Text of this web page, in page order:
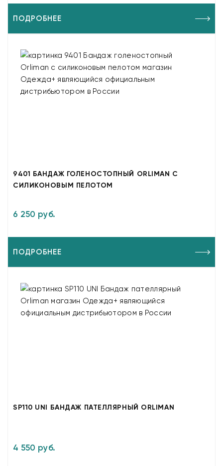
ПОДРОБНЕЕ
9401 БАНДАЖ ГОЛЕНОСТОПНЫЙ ORLIMAN С
СИЛИКОНОВЫМ ПЕЛОТОМ
6 250 руб.
ПОДРОБНЕЕ
SP110 UNI БАНДАЖ ПАТЕЛЛЯРНЫЙ ORLIMAN
4 550 руб.